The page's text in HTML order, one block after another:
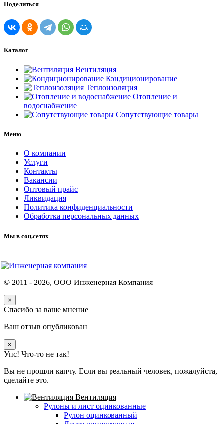
Поделиться
Каталог
Вентиляция
Кондиционирование
Теплоизоляция
Отопление и
водоснабжение
Сопутствующие товары
Меню
О компании
Услуги
Контакты
Вакансии
Оптовый прайс
Ликвидация
Политика конфиденциальности
Обработка персональных данных
Мы в соц.сетях
© 2011 - 2026, ООО Инженерная Компания
×
Спасибо за ваше мнение
Ваш отзыв опубликован
×
Упс! Что-то не так!
Вы не прошли капчу. Если вы реальный человек, пожалуйста,
сделайте это.
Вентиляция
Рулоны и лист оцинкованные
Рулон оцинкованный